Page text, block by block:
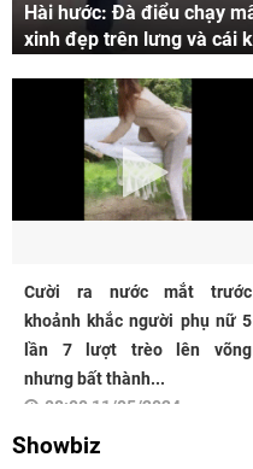
Hài hước: Đà điểu chạy
xinh đẹp trên lưng và cái
Cười ra nước mắt trước
khoảnh khắc người phụ nữ 5
lần 7 lượt trèo lên võng
nhưng bất thành...
08:00 11/05/2024
Showbiz